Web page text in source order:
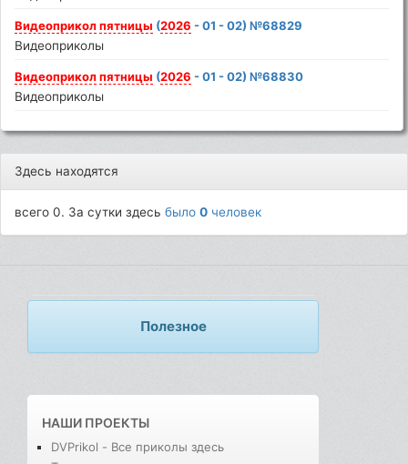
Видеоприкол пятницы (2026 - 01 - 02) №68829
Видеоприколы
Видеоприкол пятницы (2026 - 01 - 02) №68830
Видеоприколы
Здесь находятся
всего 0. За сутки здесьбыло0 человек
Полезное
НАШИ ПРОЕКТЫ
DVPrikol - Все приколы здесь